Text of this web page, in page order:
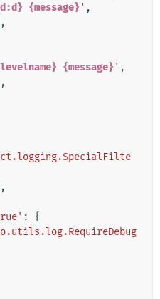
{message} ' ,
,
{message} ' ,
,
,
:
{